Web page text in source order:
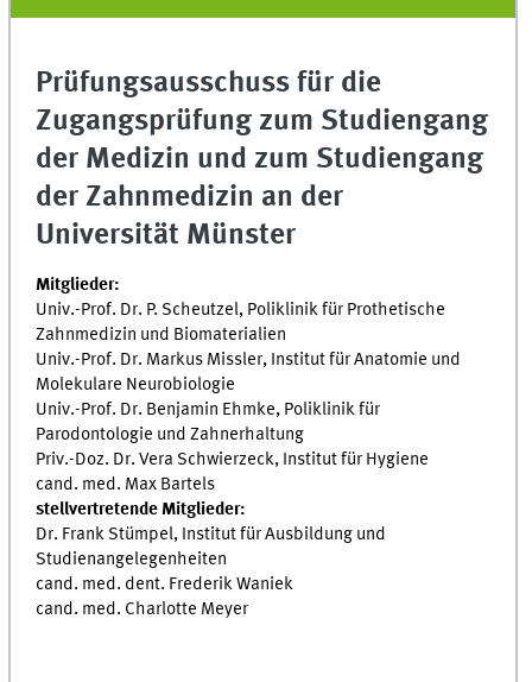
Prüfungsausschuss für die
Zugangsprüfung zum Studiengang
der Medizin und zum Studiengang
der Zahnmedizin an der
Universität Münster
Mitglieder:
Univ.-Prof. Dr. P. Scheutzel, Poliklinik für Prothetische
Zahnmedizin und Biomaterialien
Univ.-Prof. Dr. Markus Missler, Institut für Anatomie und
Molekulare Neurobiologie
Univ.-Prof. Dr. Benjamin Ehmke, Poliklinik für
Parodontologie und Zahnerhaltung
Priv.-Doz. Dr. Vera Schwierzeck, Institut für Hygiene
cand. med. Max Bartels
stellvertretende Mitglieder:
Dr. Frank Stümpel, Institut für Ausbildung und
Studienangelegenheiten
cand. med. dent. Frederik Waniek
cand. med. Charlotte Meyer